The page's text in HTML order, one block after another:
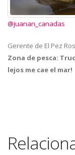
@juanan_canadas
Gerente de El Pez
Zona de pesca:
lejos me cae el mar!